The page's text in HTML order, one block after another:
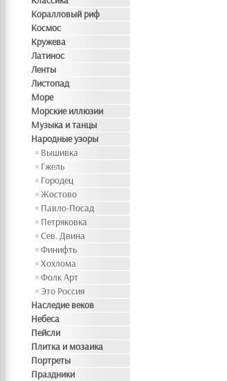
Коралловый риф
Космос
Кружева
Латинос
Ленты
Листопад
Море
Морские иллюзии
Музыка и танцы
Народные узоры
Вышивка
Гжель
Городец
Жостово
Павло-Посад
Петряковка
Сев. Двина
Финифть
Хохлома
Фолк Арт
Это Россия
Наследие веков
Небеса
Пейсли
Плитка и мозаика
Портреты
Праздники